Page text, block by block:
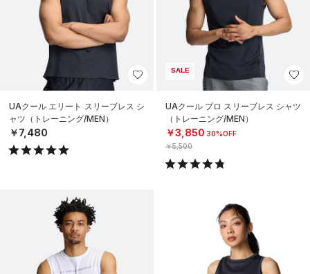
UAクール エリート スリーブレス シ
ャツ（トレーニング/MEN）
￥7,480
SALE
UAクール プロ スリーブレス シャツ
（トレーニング/MEN）
￥3,850 30%OFF
￥5,500